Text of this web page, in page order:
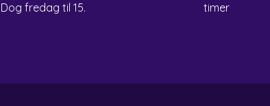
fredag til 15.
timer